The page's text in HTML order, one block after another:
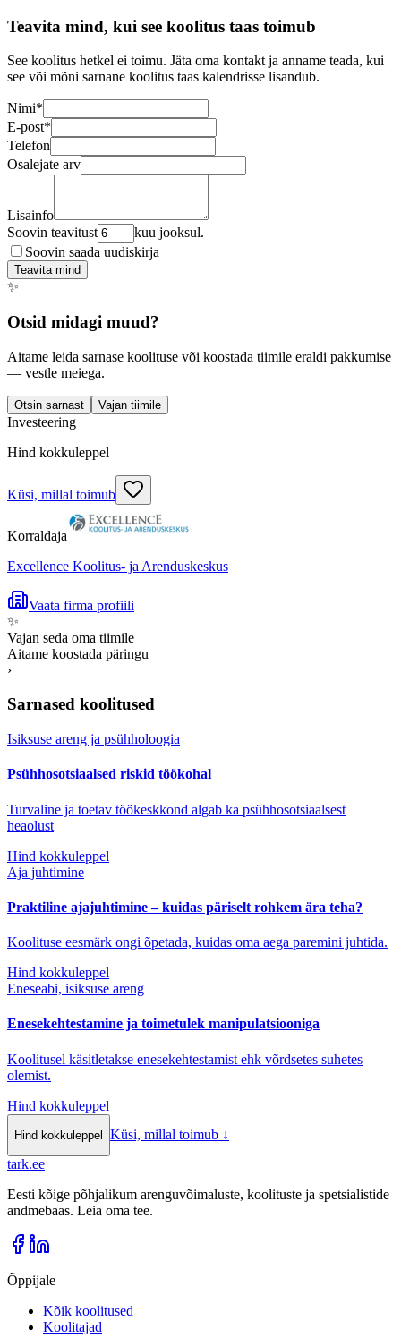
Teavita mind, kui see koolitus taas toimub
See koolitus hetkel ei toimu. Jäta oma kontakt ja anname teada, kui
see või mõni sarnane koolitus taas kalendrisse lisandub.
Nimi*
E-post*
Telefon
Osalejate arv
Lisainfo
Soovin teavitust
kuu jooksul.
Soovin saada uudiskirja
Teavita mind
✨
Otsid midagi muud?
Aitame leida sarnase koolituse või koostada tiimile eraldi pakkumise
— vestle meiega.
Otsin sarnast Vajan tiimile
Investeering
Hind kokkuleppel
Küsi, millal toimub
Korraldaja
Excellence Koolitus- ja Arenduskeskus
Vaata firma profiili
✨
Vajan seda oma tiimile
Aitame koostada päringu
›
Sarnased koolitused
Isiksuse areng ja psühholoogia
Psühhosotsiaalsed riskid töökohal
Turvaline ja toetav töökeskkond algab ka psühhosotsiaalsest
heaolust
Hind kokkuleppel
Aja juhtimine
Praktiline ajajuhtimine – kuidas päriselt rohkem ära teha?
Koolituse eesmärk ongi õpetada, kuidas oma aega paremini juhtida.
Hind kokkuleppel
Eneseabi, isiksuse areng
Enesekehtestamine ja toimetulek manipulatsiooniga
Koolitusel käsitletakse enesekehtestamist ehk võrdsetes suhetes
olemist.
Hind kokkuleppel
Hind kokkuleppel Küsi, millal toimub ↓
tark.ee
Eesti kõige põhjalikum arenguvõimaluste, koolituste ja spetsialistide
andmebaas. Leia oma tee.
Õppijale
Kõik koolitused
Koolitajad